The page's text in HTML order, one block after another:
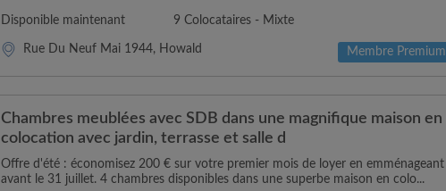
Disponible maintenant 9 Colocataires - Mixte
Rue Du Neuf Mai 1944, Howald Membre Premium
Chambres meublées avec SDB dans une magnifique maison en
colocation avec jardin, terrasse et salle d
Offre d'été : économisez 200 € sur votre premier mois de loyer en emménageant
avant le 31 juillet. 4 chambres disponibles dans une superbe maison en colo...